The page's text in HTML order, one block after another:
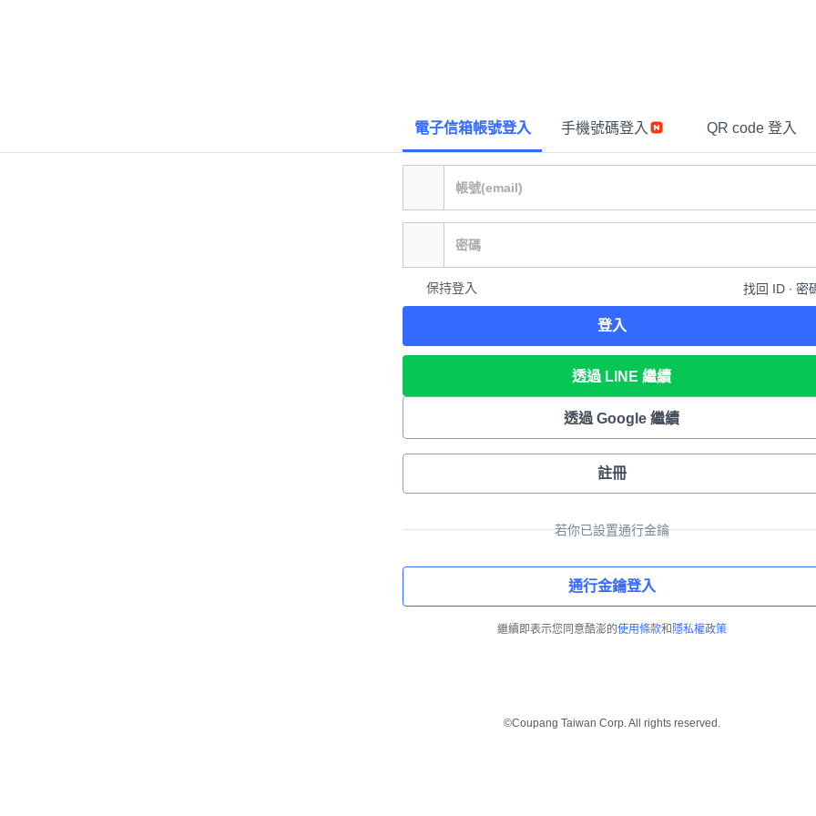
電子信箱帳號登入 手機號碼登入 QR code 登入
保持登入 找回 ID ∙ 密
登入
透過 LINE 繼續
透過 Google 繼續
註冊
若你已設置通行金鑰
通行金鑰登入
繼續即表示您同意酷澎的使用條款和 隱私權政策
©Coupang Taiwan Corp. All rights reserved.